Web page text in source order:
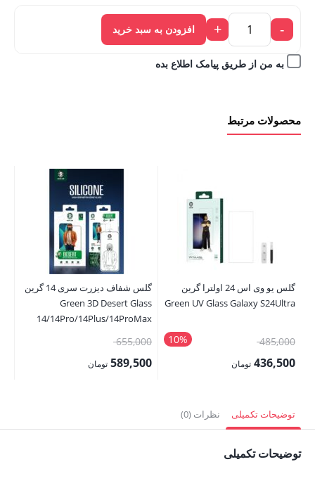
بود.
-
+ افزودن به سبد خرید
به من از طریق پیامک اطلاع بده
محصولات مرتبط
گلس یو وی اس 24 اولترا گرین
Green UV Glass Galaxy S24Ultra
10% 485,000قیمت
اصلی:436,500 تومان
436,500 تومان.
گلس شفاف دیزرت سری 14 گرین
Green 3D Desert Glass
14/14Pro/14Plus/14ProMax
655,000قیمت
اصلی:589,500 تومان
توضیحات تکمیلی نظرات (0)
توضیحات تکمیلی